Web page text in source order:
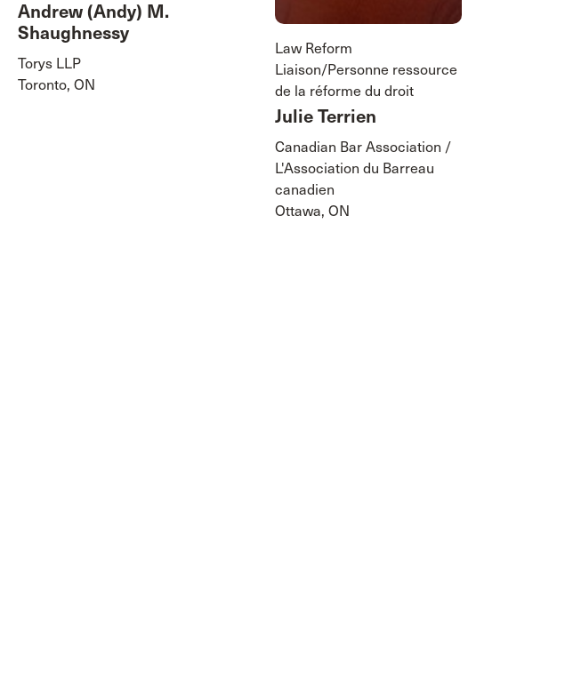
Andrew (Andy) M.
Shaughnessy
Torys LLP
Toronto, ON
Law Reform
Liaison/Personne ressource
de la réforme du droit
Julie Terrien
Canadian Bar Association /
L'Association du Barreau
canadien
Ottawa, ON